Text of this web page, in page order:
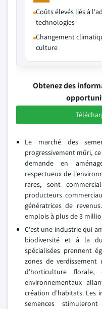
Coûts élevés liés à
technologies
Changement
culture
Obtenez des
Le marché des
progressivement mûri,
demande en
respectueux de
rares, sont
producteurs
génératrices de
emplois à plus de 3
C'est une industrie qui
biodiversité et à la
spécialisées prennent
zones de verdissement
d'horticulture
environnementaux
création d'habitats. Les
semences